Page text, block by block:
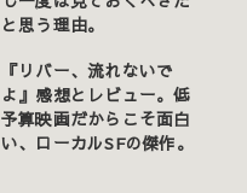
と思う理由。
『リバー、流れないで
よ』感想とレビュー。低
予算映画だからこそ面白
い、ローカルSFの傑作。